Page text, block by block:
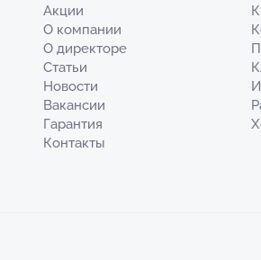
Акции
О компании
О директоре
Статьи
Новости
Вакансии
Гарантия
Контакты